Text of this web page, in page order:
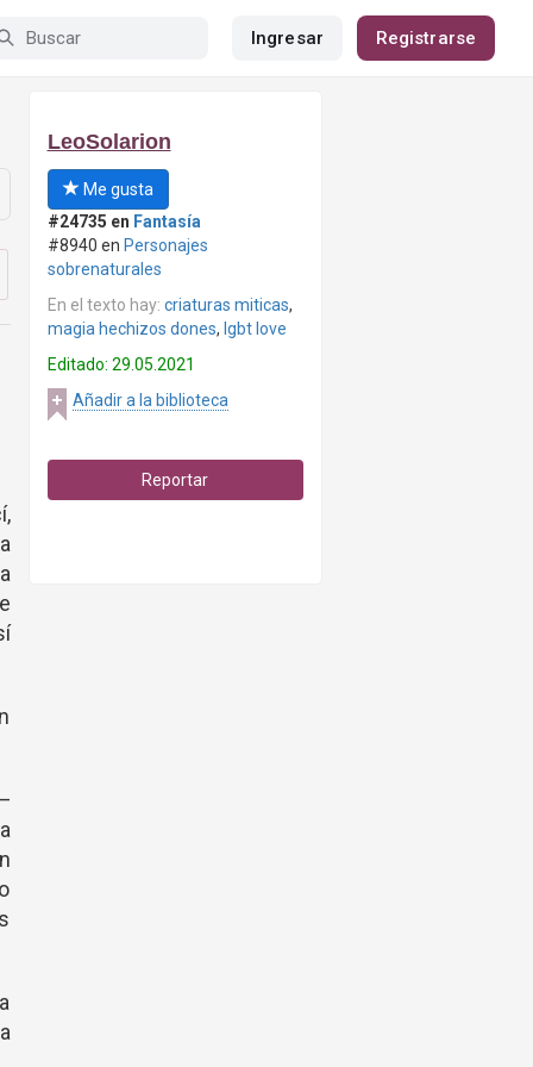
Ingresar Registrarse
LeoSolarion
Me gusta
#24735 en Fantasía
#8940 en Personajes
sobrenaturales
En el texto hay: criaturas miticas,
magia hechizos dones, lgbt love
Editado: 29.05.2021
Añadir a la biblioteca
Reportar